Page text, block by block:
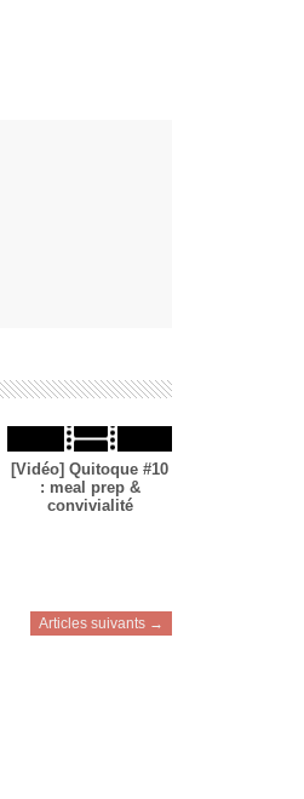
[Vidéo] Quitoque #10
: meal prep &
convivialité
Articles suivants →